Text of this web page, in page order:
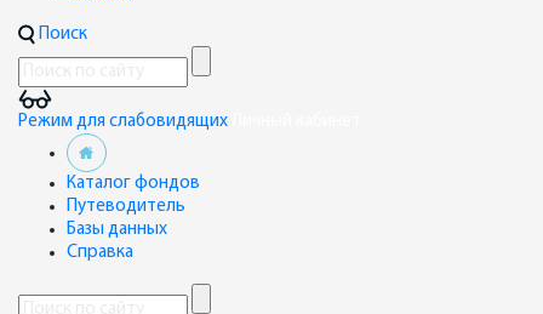
Поиск
Режим для слабовидящих
Каталог фондов
Путеводитель
Базы данных
Справка